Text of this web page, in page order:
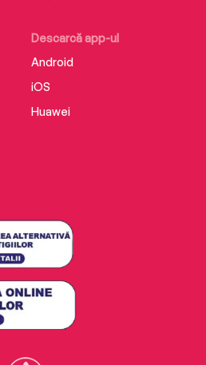
Descarcă app-ul
Android
iOS
Huawei